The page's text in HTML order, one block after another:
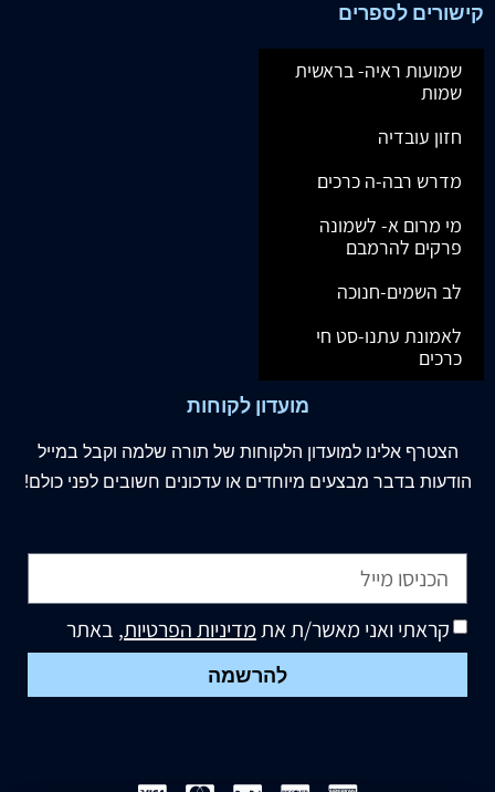
קישורים לספרים
שמועות ראיה- בראשית
שמות
חזון עובדיה
מדרש רבה-ה כרכים
מי מרום א- לשמונה
פרקים להרמבם
לב השמים-חנוכה
לאמונת עתנו-סט חי
כרכים
מועדון לקוחות
הצטרף אלינו למועדון הלקוחות של תורה שלמה וקבל במייל
הודעות בדבר מבצעים מיוחדים או עדכונים חשובים לפני כולם!
קראתי ואני מאשר/ת אתמדיניות הפרטיות, באתר
להרשמה